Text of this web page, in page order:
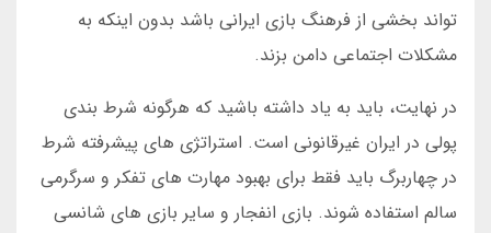
تواند بخشی از فرهنگ بازی ایرانی باشد بدون اینکه به
مشکلات اجتماعی دامن بزند.
در نهایت، باید به یاد داشته باشید که هرگونه شرط بندی
پولی در ایران غیرقانونی است. استراتژی های پیشرفته شرط
در چهاربرگ باید فقط برای بهبود مهارت های تفکر و سرگرمی
سالم استفاده شوند. بازی انفجار و سایر بازی های شانسی